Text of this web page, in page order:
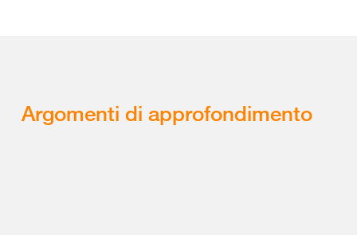
Argomenti di approfondimento